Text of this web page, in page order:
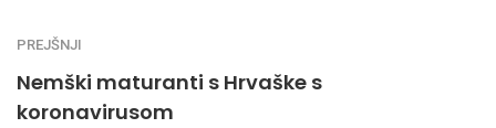
PREJŠNJI
Nemški maturanti s Hrvaške s
koronavirusom